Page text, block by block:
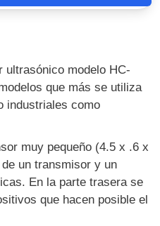
ultrasónico modelo HC-
que más se utiliza
industriales como
muy pequeño (4.5 x .6 x
un transmisor y un
En la parte trasera se
que hacen posible el